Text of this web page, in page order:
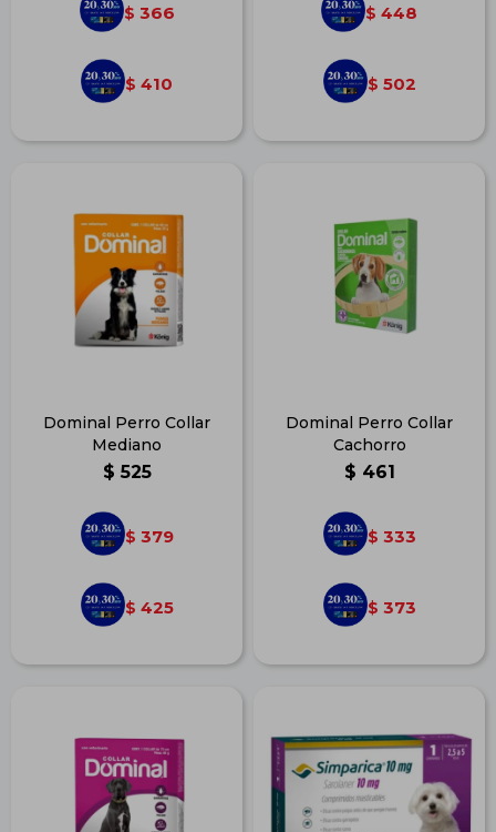
$ 366
$ 410
$ 448
$ 502
Dominal Perro Collar
Mediano
$ 525
$ 379
$ 425
Dominal Perro Collar
Cachorro
$ 461
$ 333
$ 373